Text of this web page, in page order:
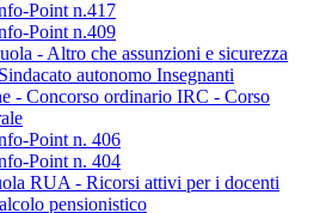
Point n.417
Point n.409
- Altro che assunzioni e sicurezza
autonomo Insegnanti
- Concorso ordinario IRC - Corso
Point n. 406
Point n. 404
RUA - Ricorsi attivi per i docenti
pensionistico